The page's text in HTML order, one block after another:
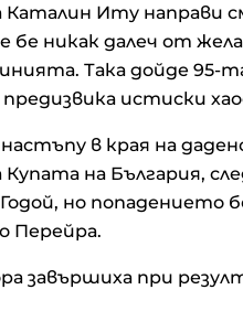
Иту направи
бе никак далеч от
Така дойде 95-
истиски
в края на
на България,
но попадението
Перейра.
завършиха при